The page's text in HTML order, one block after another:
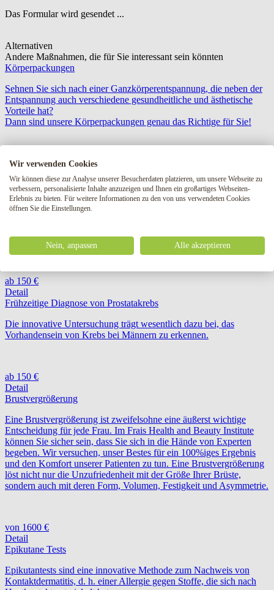
Das Formular wird gesendet ...
Alternativen
Andere Maßnahmen, die für Sie interessant sein könnten
Körperpackungen
Sehnen Sie sich nach einer Ganzkörperentspannung, die neben der
Entspannung auch verschiedene gesundheitliche und ästhetische
Vorteile hat?
Dann sind unsere Körperpackungen genau das Richtige für Sie!
ab 150 €
Detail
Laser-Spulenentfernung
Leiden Sie unter erweiterten Blutgefäßen im Gesicht, an den
LASER.
ab 150 €
Detail
Frühzeitige Diagnose von Prostatakrebs
Die innovative Untersuchung trägt wesentlich dazu bei, das
Vorhandensein von Krebs bei Männern zu erkennen.
ab 150 €
Detail
Brustvergrößerung
Eine Brustvergrößerung ist zweifelsohne eine äußerst wichtige
Entscheidung für jede Frau. Im Frais Health and Beauty Institute
können Sie sicher sein, dass Sie sich in die Hände von Experten
begeben. Wir versuchen, unser Bestes für ein 100%iges Ergebnis
und den Komfort unserer Patienten zu tun. Eine Brustvergrößerung
löst nicht nur die Unzufriedenheit mit der Größe Ihrer Brüste,
sondern auch mit deren Form, Volumen, Festigkeit und Asymmetrie.
von 1600 €
Detail
Epikutane Tests
Epikutantests sind eine innovative Methode zum Nachweis von
Kontaktdermatitis, d. h. einer Allergie gegen Stoffe, die sich nach
Wir verwenden Cookies
Wir können diese zur Analyse unserer Besucherdaten platzieren, um unsere Webseite zu
verbessern, personalisierte Inhalte anzuzeigen und Ihnen ein großartiges Webseiten-
Erlebnis zu bieten. Für weitere Informationen zu den von uns verwendeten Cookies
öffnen Sie die Einstellungen.
Nein, anpassen Alle akzeptieren